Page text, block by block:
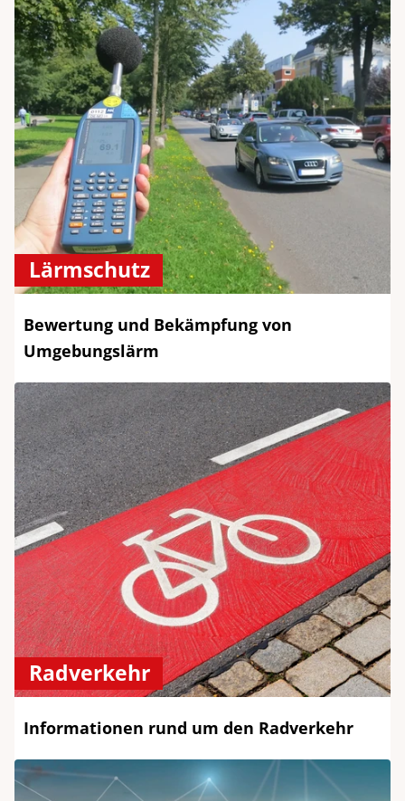
Lärmschutz
Bewertung und Bekämpfung von
Umgebungslärm
Radverkehr
Informationen rund um den Radverkehr